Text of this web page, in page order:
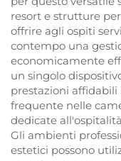
resort e strutture
offrire agli ospiti
contempo una
economicamente
un singolo
prestazioni
frequente nelle
dedicate
Gli ambienti
estetici possono